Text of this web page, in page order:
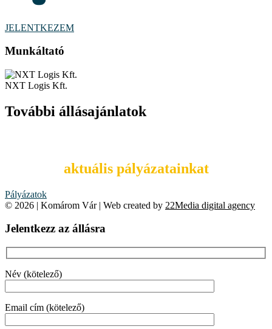
JELENTKEZEM
Munkáltató
NXT Logis Kft.
További állásajánlatok
aktuális pályázatainkat
Pályázatok
© 2026 | Komárom Vár | Web created by 22Media digital agency
Jelentkezz az állásra
Név (kötelező)
Email cím (kötelező)